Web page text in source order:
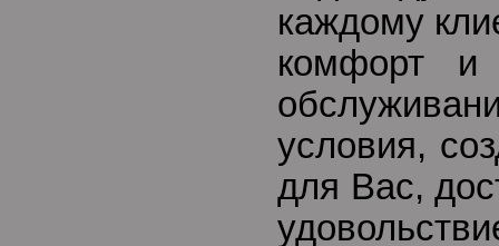
каждому
комфорт и
условия,
для Вас,